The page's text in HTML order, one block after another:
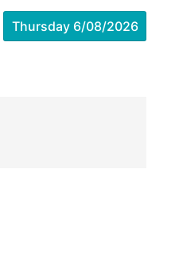
Thursday 6/08/2026